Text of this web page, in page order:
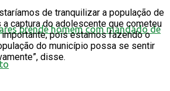
de tranquilizar a população de
captura do adolescente que cometeu
pois estamos fazendo o
do município possa se sentir
disse.